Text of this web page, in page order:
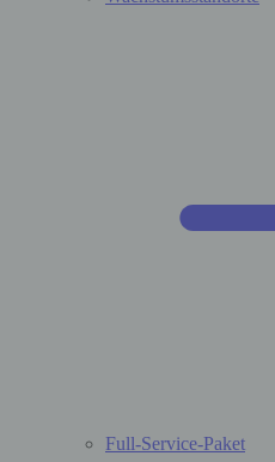
Full-Service-Paket